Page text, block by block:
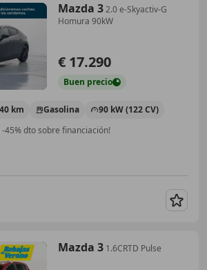
Mazda 32.0 e-Skyactiv-G
Homura 90kW
€ 17.290
Buen precio
km Gasolina
90 kW (122 CV)
-45% dto sobre financiación!
Mazda 3 1.6CRTD Pulse